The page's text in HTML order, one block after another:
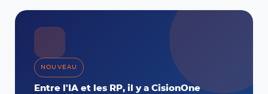
NOUVEAU
Entre l'IA et les RP, il y a CisionOne